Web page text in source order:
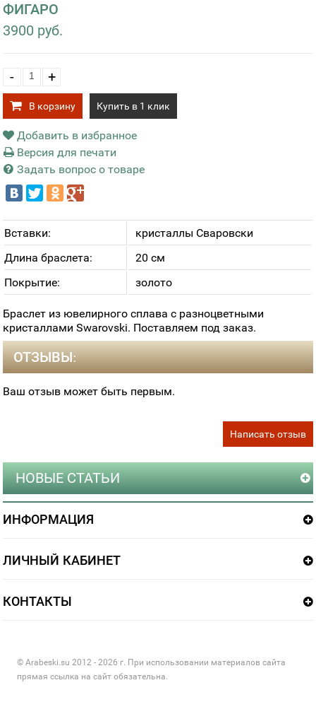
ФИГАРО
3900 руб.
- +
В корзину Купить в 1 клик
Добавить в избранное
Версия для печати
Задать вопрос о товаре
Вставки:
кристаллы Сваровски
Длина браслета:
20 см
Покрытие:
золото
Браслет из ювелирного сплава с разноцветными
кристаллами Swarovski. Поставляем под заказ.
ОТЗЫВЫ:
Ваш отзыв может быть первым.
Написать отзыв
НОВЫЕ СТАТЬИ
ИНФОРМАЦИЯ
ЛИЧНЫЙ КАБИНЕТ
КОНТАКТЫ
© Arabeski.su 2012 - 2026 г. При использовании материалов сайта
прямая ссылка на сайт обязательна.